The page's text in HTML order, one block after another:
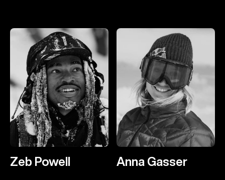
Zeb Powell Anna Gasser